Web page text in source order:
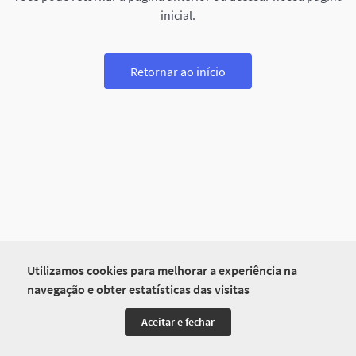
Utilizamos cookies para melhorar a experiência na
navegação e obter estatísticas das visitas
Aceitar e fechar
inicial.
Retornar ao início